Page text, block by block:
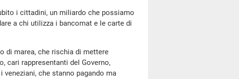
i cittadini, un miliardo che possiamo
a chi utilizza i bancomat e le carte di
di marea, che rischia di mettere
cari rappresentanti del Governo,
che stanno pagando ma